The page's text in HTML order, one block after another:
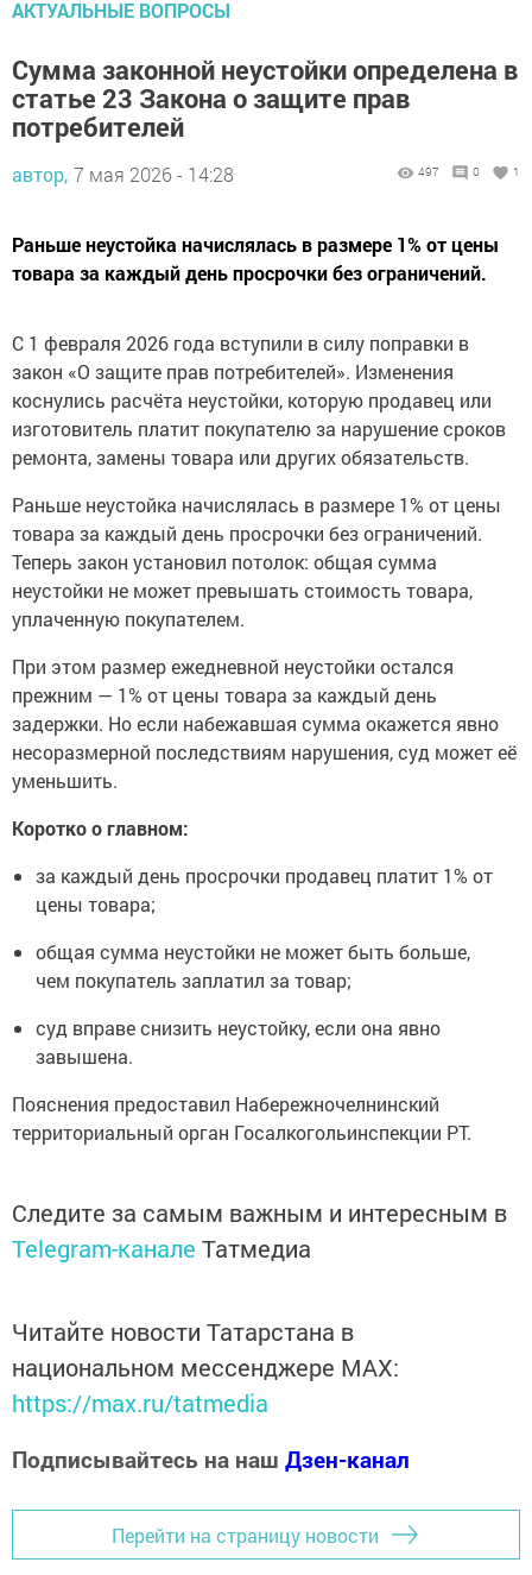
АКТУАЛЬНЫЕ ВОПРОСЫ
Сумма законной неустойки определена в
статье 23 Закона о защите прав
потребителей
автор, 7 мая 2026 - 14:28 497 0 1
Раньше неустойка начислялась в размере 1% от цены
товара за каждый день просрочки без ограничений.
С 1 февраля 2026 года вступили в силу поправки в
закон «О защите прав потребителей». Изменения
коснулись расчёта неустойки, которую продавец или
изготовитель платит покупателю за нарушение сроков
ремонта, замены товара или других обязательств.
Раньше неустойка начислялась в размере 1% от цены
товара за каждый день просрочки без ограничений.
Теперь закон установил потолок: общая сумма
неустойки не может превышать стоимость товара,
уплаченную покупателем.
При этом размер ежедневной неустойки остался
прежним — 1% от цены товара за каждый день
задержки. Но если набежавшая сумма окажется явно
несоразмерной последствиям нарушения, суд может её
уменьшить.
Коротко о главном:
за каждый день просрочки продавец платит 1% от
цены товара;
общая сумма неустойки не может быть больше,
чем покупатель заплатил за товар;
суд вправе снизить неустойку, если она явно
завышена.
Пояснения предоставил Набережночелнинский
территориальный орган Госалкогольинспекции РТ.
Следите за самым важным и интересным в
Telegram-канале Татмедиа
Читайте новости Татарстана в
национальном мессенджере MАХ:
https://max.ru/tatmedia
Подписывайтесь на наш Дзен-канал
Перейти на страницу новости